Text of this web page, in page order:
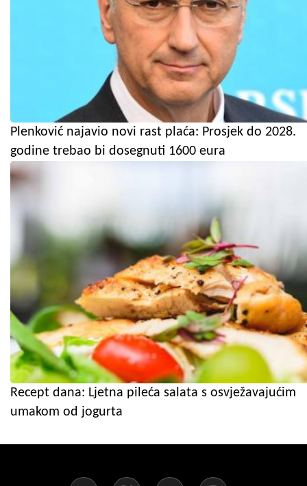
Plenković najavio novi rast plaća: Prosjek do 2028.
godine trebao bi dosegnuti 1600 eura
Recept dana: Ljetna pileća salata s osvježavajućim
umakom od jogurta